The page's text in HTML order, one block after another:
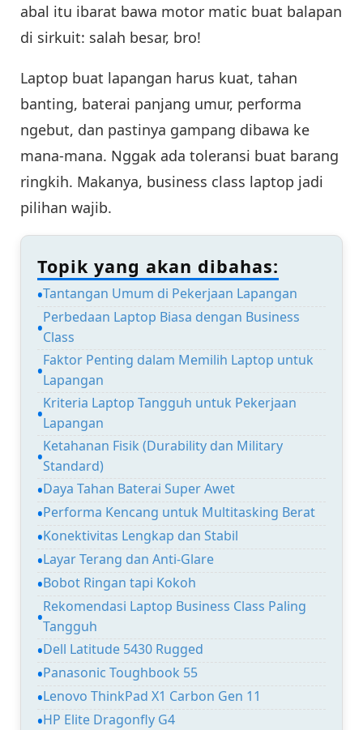
abal itu ibarat bawa motor matic buat balapan
di sirkuit: salah besar, bro!
Laptop buat lapangan harus kuat, tahan
banting, baterai panjang umur, performa
ngebut, dan pastinya gampang dibawa ke
mana-mana. Nggak ada toleransi buat barang
ringkih. Makanya, business class laptop jadi
pilihan wajib.
Topik yang akan dibahas:
Tantangan Umum di Pekerjaan Lapangan
Perbedaan Laptop Biasa dengan Business
Class
Faktor Penting dalam Memilih Laptop untuk
Lapangan
Kriteria Laptop Tangguh untuk Pekerjaan
Lapangan
Ketahanan Fisik (Durability dan Military
Standard)
Daya Tahan Baterai Super Awet
Performa Kencang untuk Multitasking Berat
Konektivitas Lengkap dan Stabil
Layar Terang dan Anti-Glare
Bobot Ringan tapi Kokoh
Rekomendasi Laptop Business Class Paling
Tangguh
Dell Latitude 5430 Rugged
Panasonic Toughbook 55
Lenovo ThinkPad X1 Carbon Gen 11
HP Elite Dragonfly G4